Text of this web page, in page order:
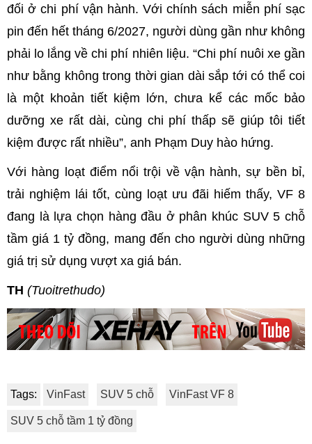
đối ở chi phí vận hành. Với chính sách miễn phí sạc
pin đến hết tháng 6/2027, người dùng gần như không
phải lo lắng về chi phí nhiên liệu. “Chi phí nuôi xe gần
như bằng không trong thời gian dài sắp tới có thể coi
là một khoản tiết kiệm lớn, chưa kể các mốc bảo
dưỡng xe rất dài, cùng chi phí thấp sẽ giúp tôi tiết
kiệm được rất nhiều”, anh Phạm Duy hào hứng.
Với hàng loạt điểm nổi trội về vận hành, sự bền bỉ,
trải nghiệm lái tốt, cùng loạt ưu đãi hiếm thấy, VF 8
đang là lựa chọn hàng đầu ở phân khúc SUV 5 chỗ
tầm giá 1 tỷ đồng, mang đến cho người dùng những
giá trị sử dụng vượt xa giá bán.
TH (Tuoitrethudo)
Tags: VinFast SUV 5 chỗ VinFast VF 8
SUV 5 chỗ tầm 1 tỷ đồng